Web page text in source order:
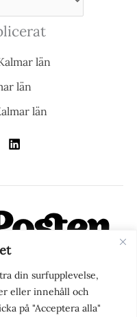
din surfupplevelse,
eller innehåll och
på "Acceptera alla"
län
län
län
på nätet. Med
med blick för det större
kanal för nyheter,
grundades 1988 och